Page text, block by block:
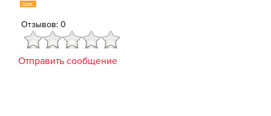
шт.
Отзывов: 0
Отправить сообщение